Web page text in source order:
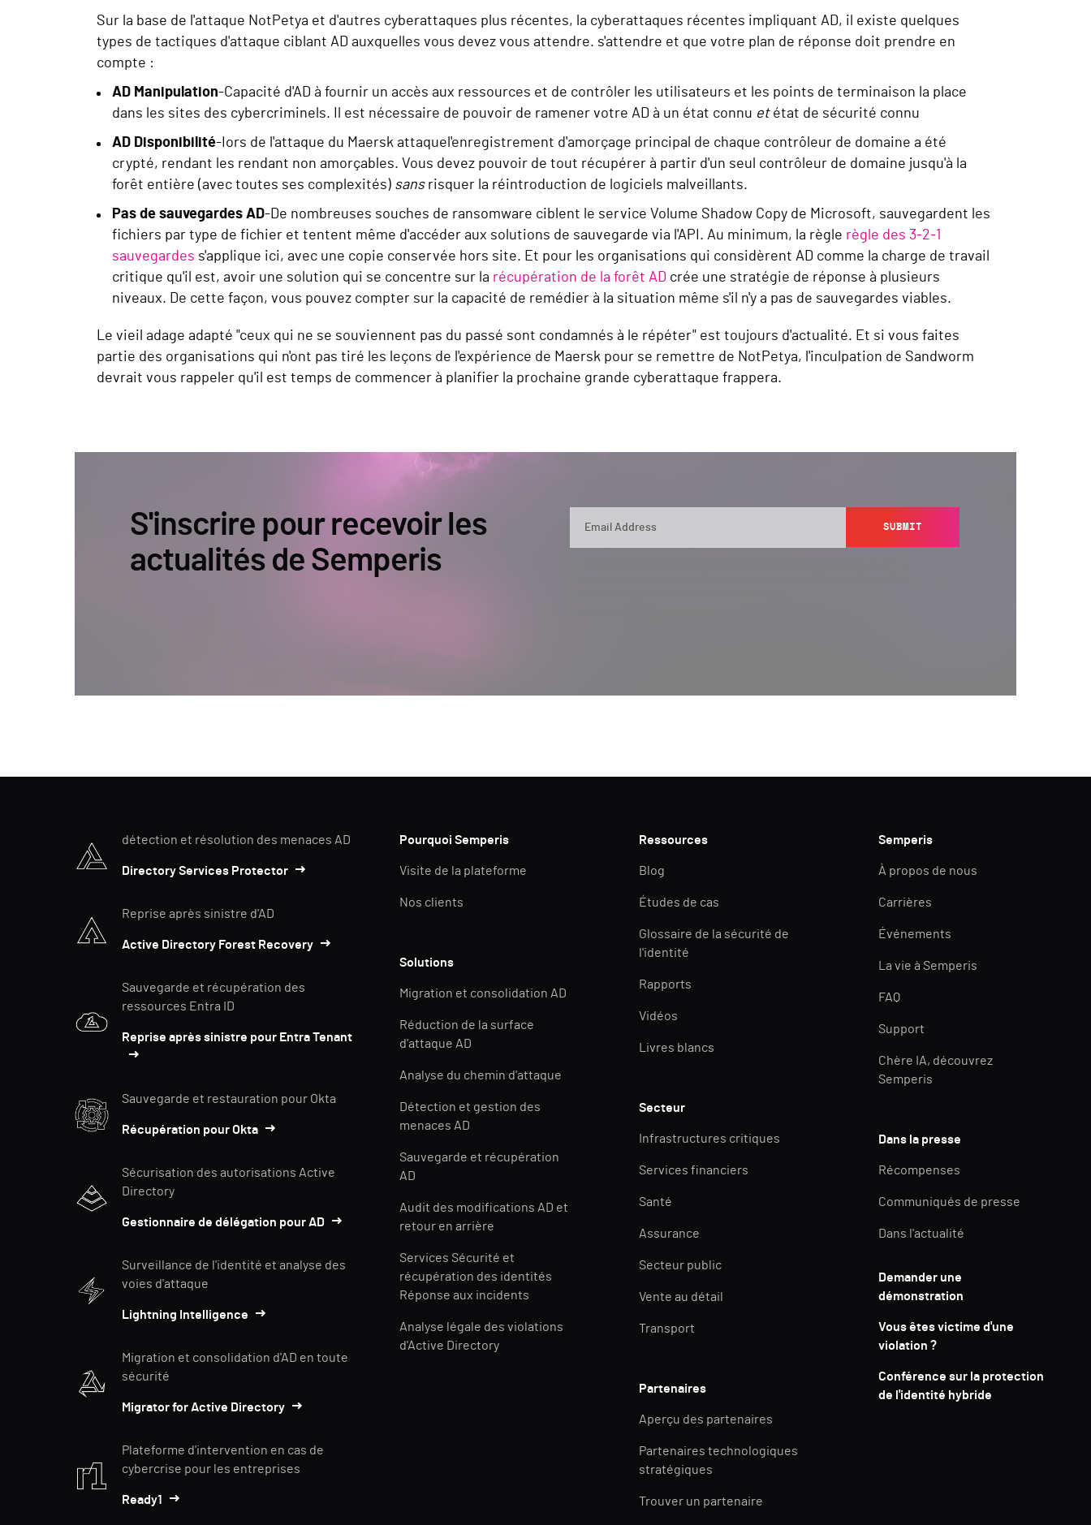
Sur la base de l'attaque NotPetya et d'autres cyberattaques plus récentes, la cyberattaques récentes impliquant AD, il existe quelques
types de tactiques d'attaque ciblant AD auxquelles vous devez vous attendre. s'attendre et que votre plan de réponse doit prendre en
compte :
AD Manipulation-Capacité d'AD à fournir un accès aux ressources et de contrôler les utilisateurs et les points de terminaison la place
dans les sites des cybercriminels.
Il est nécessaire de pouvoir de ramener votre AD à un état connu et état de sécurité connu
AD Disponibilité- ors de l'attaque du Maersk attaque l'enregistrement d'amorçage principal de chaque contrôleur de domaine a été
crypté, rendant les rendant non amorçables. Vous devez pouvoir de tout récupérer à partir d'un seul contrôleur de domaine jusqu'à la
forêt entière (avec toutes ses complexités) sansrisquer la réintroduction de logiciels malveillants.
Pas de sauvegardes AD-De nombreuses souches de ransomware ciblent le service Volume Shadow Copy de Microsoft, sauvegardent les
fichiers par type de fichier et tentent même d'accéder aux solutions de sauvegarde via l'API. Au minimum, la règle règle des 3-2-1
sauvegardes s'applique ici, avec une copie conservée hors site. Et pour les organisations qui considèrent AD comme la charge de travail
critique qu'il est, avoir une solution qui se concentre sur la récupération de la forêt AD crée une stratégie de réponse à plusieurs
niveaux. De cette façon, vous pouvez compter sur la capacité de remédier à la situation même s'il n'y a pas de sauvegardes viables.
Le vieil adage adapté "ceux qui ne se souviennent pas du passé sont condamnés à le répéter" est toujours d'actualité. Et si vous faites
partie des organisations qui n'ont pas tiré les leçons de l'expérience de Maersk pour se remettre de NotPetya, l'inculpation de Sandworm
devrait vous rappeler qu'il est temps de commencer à planifier la prochaine grande cyberattaque frappera.
S'inscrire pour recevoir les
actualités de Semperis
SUBMIT
détection et résolution des menaces AD
Directory Services Protector
Reprise après sinistre d'AD
Active Directory Forest Recovery
Sauvegarde et récupération des
ressources Entra ID
Reprise après sinistre pour Entra Tenant
Sauvegarde et restauration pour Okta
Récupération pour Okta
Sécurisation des autorisations Active
Directory
Gestionnaire de délégation pour AD
Surveillance de l'identité et analyse des
voies d'attaque
Lightning Intelligence
Migration et consolidation d'AD en toute
sécurité
Migrator for Active Directory
Plateforme d'intervention en cas de
cybercrise pour les entreprises
Ready1
Pourquoi Semperis
Visite de la plateforme
Nos clients
Solutions
Migration et consolidation AD
Réduction de la surface
d'attaque AD
Analyse du chemin d'attaque
Détection et gestion des
menaces AD
Sauvegarde et récupération
AD
Audit des modifications AD et
retour en arrière
Services Sécurité et
récupération des identités
Réponse aux incidents
Analyse légale des violations
d'Active Directory
Ressources
Blog
Études de cas
Glossaire de la sécurité de
l'identité
Rapports
Vidéos
Livres blancs
Secteur
Infrastructures critiques
Services financiers
Santé
Assurance
Secteur public
Vente au détail
Transport
Partenaires
Aperçu des partenaires
Partenaires technologiques
stratégiques
Trouver un partenaire
Semperis
À propos de nous
Carrières
Événements
La vie à Semperis
FAQ
Support
Chère IA, découvrez
Semperis
Dans la presse
Récompenses
Communiqués de presse
Dans l'actualité
Demander une
démonstration
Vous êtes victime d'une
violation ?
Conférence sur la protection
de l'identité hybride